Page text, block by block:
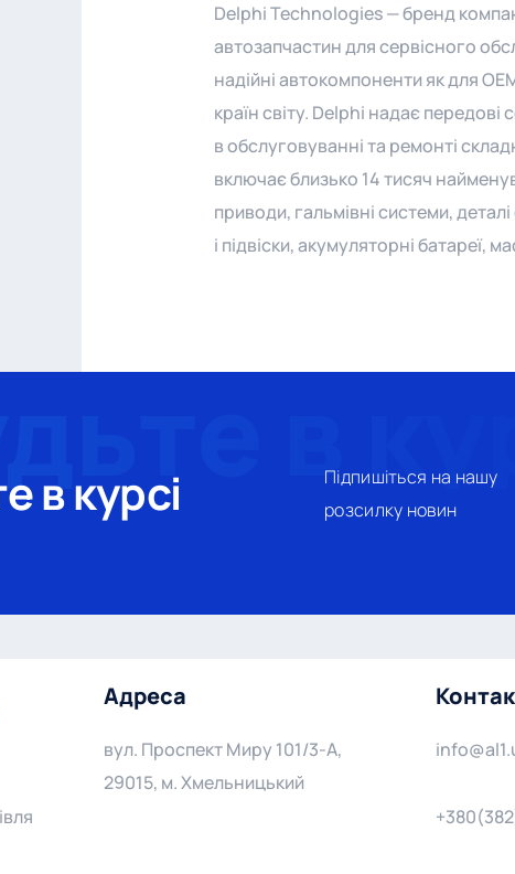
Delphi Technologies — бренд
автозапчастин для сервісного
надійні автокомпоненти як для
країн світу. Delphi надає
в обслуговуванні та ремонті
включає близько 14 тисяч
приводи, гальмівні системи,
і підвіски, акумуляторні батареї,
в курсі
Підпишіться на нашу
розсилку новин
Адреса
вул. Проспект Миру 101/3-А,
29015, м. Хмельницький